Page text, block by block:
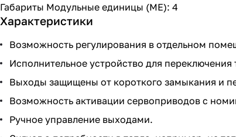
Габариты Модульные единицы (МЕ): 4
Характеристики
Возможность регулирования в отдельном
Исполнительное устройство для
Выходы защищены от короткого замыкания и
Возможность активации сервоприводов с
Ручное управление выходами.